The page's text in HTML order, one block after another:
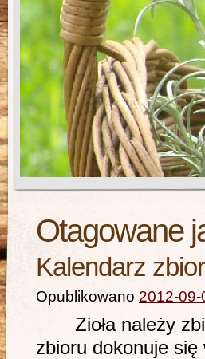
Otagowane
Kalendarz
Opublikowano 2012-09-
Zioła należy
zbioru dokonuje się